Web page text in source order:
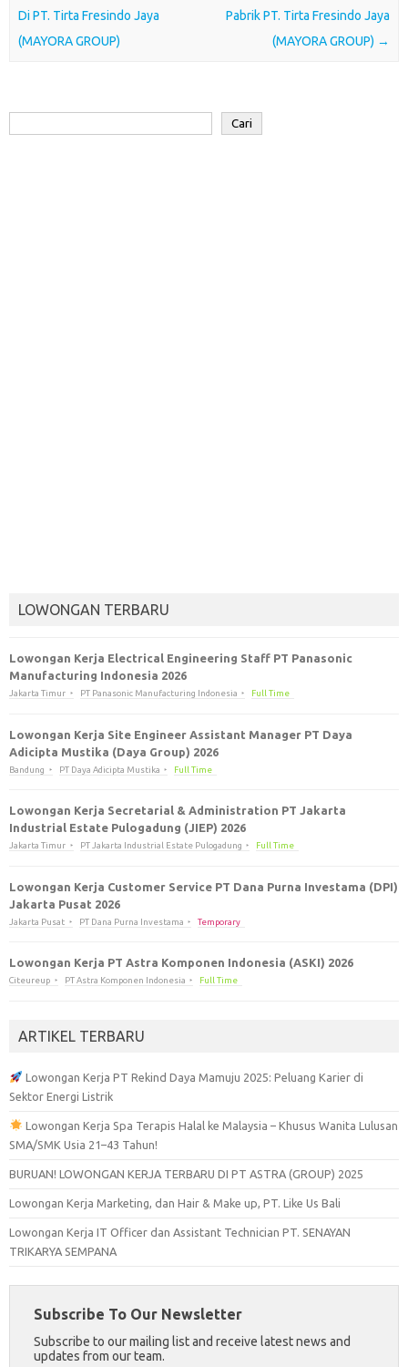
o
k
r
p
p
I
Di PT. Tirta Fresindo Jaya
(MAYORA GROUP)
Pabrik PT. Tirta Fresindo Jaya
(MAYORA GROUP) →
Cari
Cari
LOWONGAN TERBARU
Lowongan Kerja Electrical Engineering Staff PT Panasonic
Manufacturing Indonesia 2026
Jakarta Timur PT Panasonic Manufacturing Indonesia Full Time
Lowongan Kerja Site Engineer Assistant Manager PT Daya
Adicipta Mustika (Daya Group) 2026
Bandung PT Daya Adicipta Mustika Full Time
Lowongan Kerja Secretarial & Administration PT Jakarta
Industrial Estate Pulogadung (JIEP) 2026
Jakarta Timur PT Jakarta Industrial Estate Pulogadung Full Time
Lowongan Kerja Customer Service PT Dana Purna Investama (DPI)
Jakarta Pusat 2026
Jakarta Pusat PT Dana Purna Investama Temporary
Lowongan Kerja PT Astra Komponen Indonesia (ASKI) 2026
Citeureup PT Astra Komponen Indonesia Full Time
ARTIKEL TERBARU
Lowongan Kerja PT Rekind Daya Mamuju 2025: Peluang Karier di
Sektor Energi Listrik
Lowongan Kerja Spa Terapis Halal ke Malaysia – Khusus Wanita Lulusan
SMA/SMK Usia 21–43 Tahun!
BURUAN! LOWONGAN KERJA TERBARU DI PT ASTRA (GROUP) 2025
Lowongan Kerja Marketing, dan Hair & Make up, PT. Like Us Bali
Lowongan Kerja IT Officer dan Assistant Technician PT. SENAYAN
TRIKARYA SEMPANA
Subscribe To Our Newsletter
Subscribe to our mailing list and receive latest news and
updates from our team.